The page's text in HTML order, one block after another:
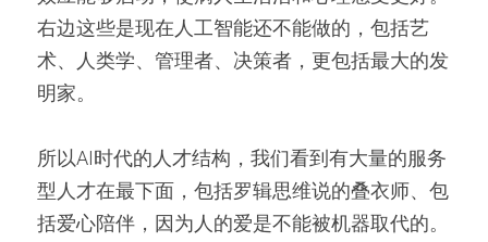
右边这些是现在人工智能还不能做的，包括艺
术、人类学、管理者、决策者，更包括最大的发
明家。
所以AI时代的人才结构，我们看到有大量的服务
型人才在最下面，包括罗辑思维说的叠衣师、包
括爱心陪伴，因为人的爱是不能被机器取代的。